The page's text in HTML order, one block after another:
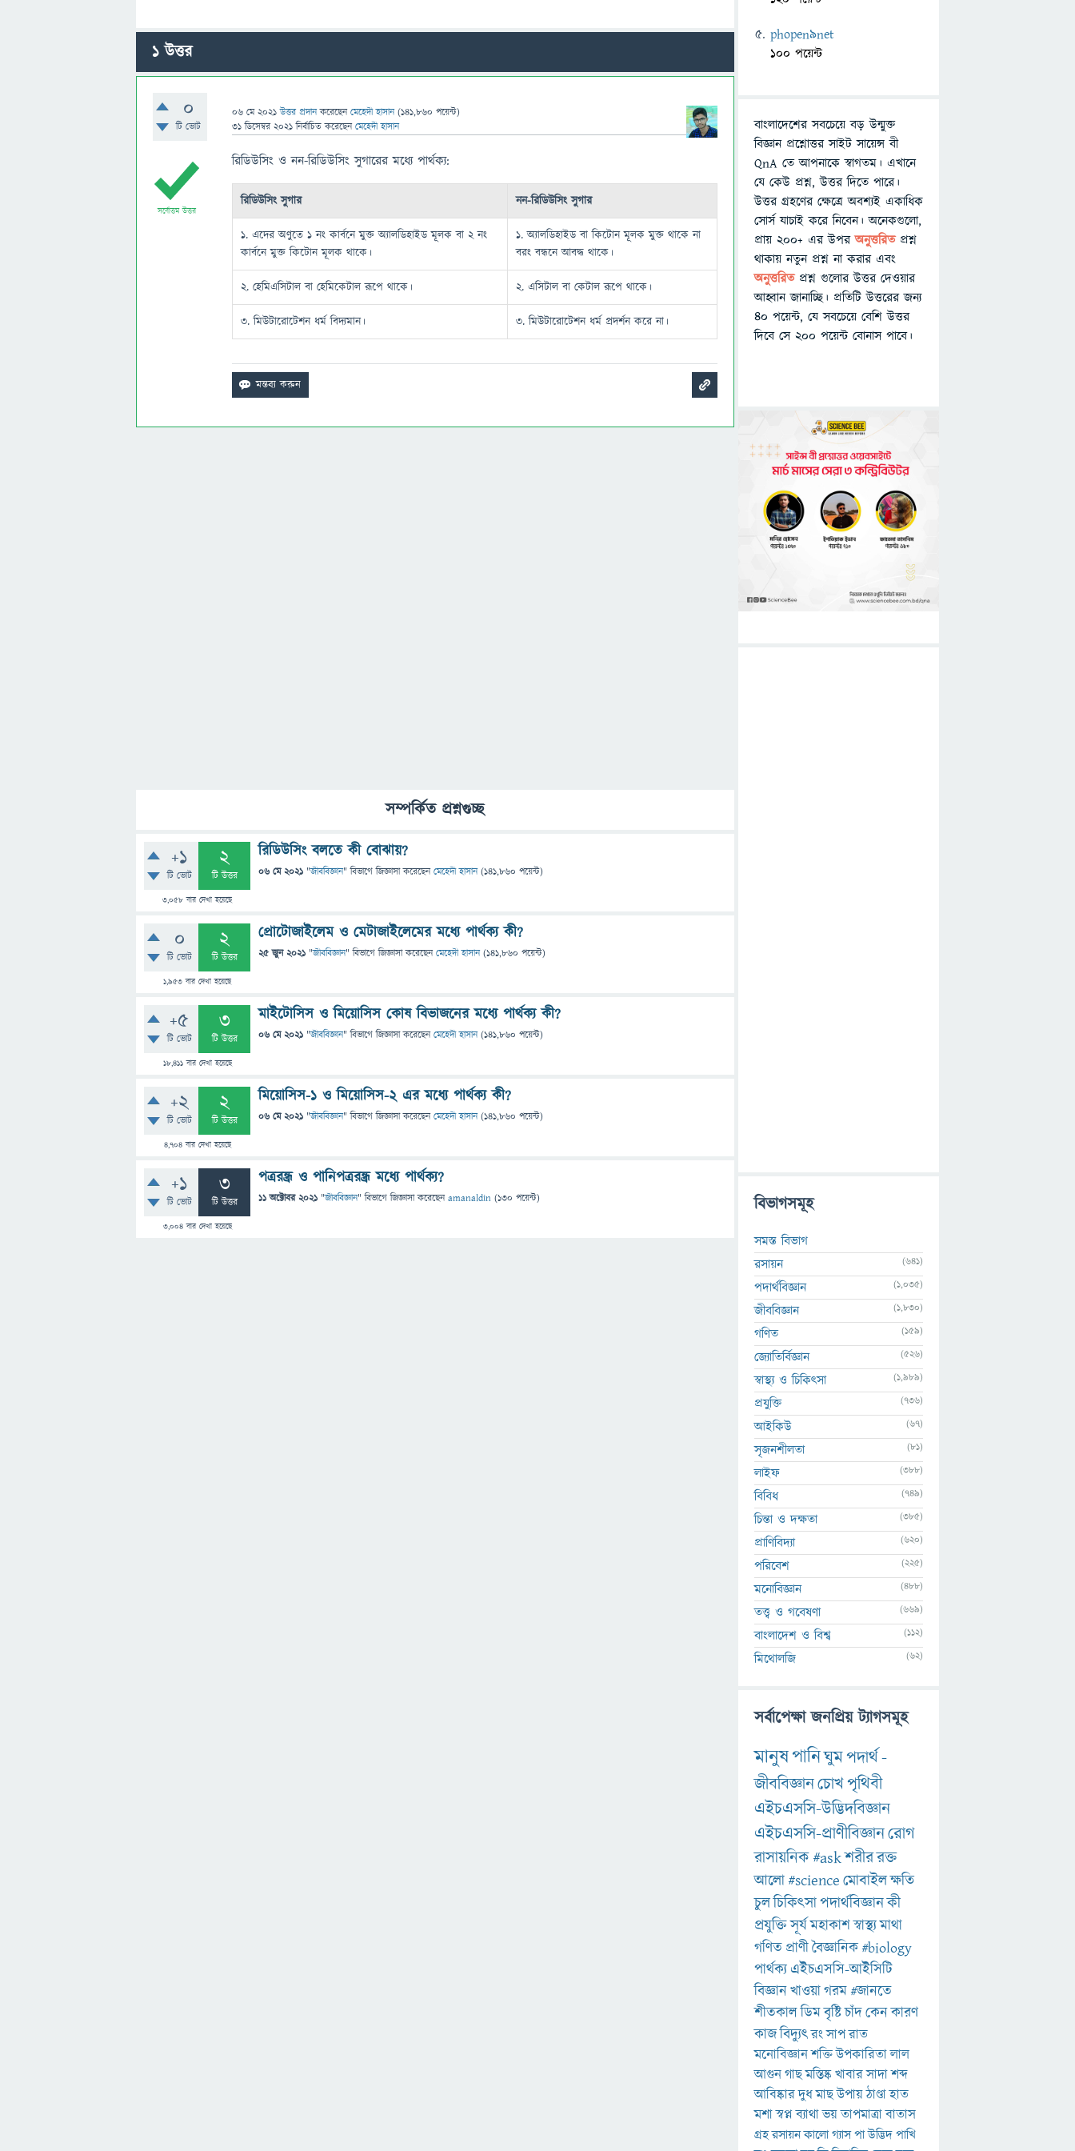
1উত্তর
0
টি ভোট
06 মে 2021 উত্তর প্রদান করেছেনমেহেদী হাসান (141,860 পয়েন্ট)
31 ডিসেম্বর 2021 নির্বাচিত করেছেনমেহেদী হাসান
সর্বোত্তম উত্তর
রিডিউসিং ও নন-রিডিউসিং সুগারের মধ্যে পার্থক্য:
রিডিউসিং সুগার নন-রিডিউসিং সুগার
১. এদের অণুতে ১ নং কার্বনে মুক্ত অ্যালডিহাইড মূলক বা ২ নং
কার্বনে মুক্ত কিটোন মূলক থাকে।
১. অ্যালডিহাইড বা কিটোন মূলক মুক্ত থাকে না
বরং বন্ধনে আবদ্ধ থাকে।
২. হেমিএসিটাল বা হেমিকেটাল রূপে থাকে। ২. এসিটাল বা কেটাল রূপে থাকে।
৩. মিউটারোটেশন ধর্ম বিদ্যমান। ৩. মিউটারোটেশন ধর্ম প্রদর্শন করে না।
সম্পর্কিত প্রশ্নগুচ্ছ
+1
টি ভোট
2
টি উত্তর
3,058 বার দেখা হয়েছে
রিডিউসিং বলতে কী বোঝায়?
06 মে 2021 "জীববিজ্ঞান" বিভাগে জিজ্ঞাসাকরেছেনমেহেদী হাসান (141,860 পয়েন্ট)
0
টি ভোট
2
টি উত্তর
1,953 বার দেখা হয়েছে
প্রোটোজাইলেম ও মেটাজাইলেমের মধ্যে পার্থক্য কী?
25 জুন 2021 "জীববিজ্ঞান" বিভাগে জিজ্ঞাসাকরেছেনমেহেদী হাসান (141,860 পয়েন্ট)
+5
টি ভোট
3
টি উত্তর
18,411বার দেখা হয়েছে
মাইটোসিস ও মিয়োসিস কোষ বিভাজনের মধ্যে পার্থক্য কী?
06 মে 2021 "জীববিজ্ঞান" বিভাগে জিজ্ঞাসাকরেছেনমেহেদী হাসান (141,860 পয়েন্ট)
+2
টি ভোট
2
টি উত্তর
4,704বার দেখা হয়েছে
মিয়োসিস-১ ও মিয়োসিস-২ এর মধ্যে পার্থক্য কী?
06 মে 2021 "জীববিজ্ঞান" বিভাগে জিজ্ঞাসাকরেছেনমেহেদী হাসান (141,860 পয়েন্ট)
+1
টি ভোট
3
টি উত্তর
3,004বার দেখা হয়েছে
পত্ররন্ধ্র ও পানিপত্ররন্ধ্র মধ্যে পার্থক্য?
11 অক্টোবর 2021 "জীববিজ্ঞান" বিভাগে জিজ্ঞাসাকরেছেনamanaldin (130 পয়েন্ট)
phopen9net
100 পয়েন্ট
বাংলাদেশের সবচেয়ে বড় উন্মুক্ত
বিজ্ঞান প্রশ্নোত্তর সাইট সায়েন্স বী
QnA তে আপনাকে স্বাগতম। এখানে
যে কেউ প্রশ্ন, উত্তর দিতে পারে।
উত্তর গ্রহণের ক্ষেত্রে অবশ্যই একাধিক
সোর্স যাচাই করে নিবেন। অনেকগুলো,
প্রায় ২০০+ এর উপরঅনুত্তরিতপ্রশ্ন
থাকায় নতুন প্রশ্ন না করার এবং
অনুত্তরিত প্রশ্ন গুলোর উত্তর দেওয়ার
আহ্বান জানাচ্ছি। প্রতিটি উত্তরের জন্য
৪০ পয়েন্ট, যে সবচেয়ে বেশি উত্তর
দিবে সে ২০০ পয়েন্ট বোনাস পাবে।
বিভাগসমূহ
সমস্ত বিভাগ
রসায়ন
(641)
পদার্থবিজ্ঞান (1,035)
জীববিজ্ঞান (1,830)
গণিত (159)
জ্যোতির্বিজ্ঞান (526)
স্বাস্থ্য ও চিকিৎসা (1,989)
প্রযুক্তি (736)
আইকিউ (67)
সৃজনশীলতা (81)
লাইফ (388)
বিবিধ (749)
চিন্তা ও দক্ষতা (385)
প্রাণিবিদ্যা (620)
পরিবেশ (225)
মনোবিজ্ঞান (488)
তত্ত্ব ও গবেষণা (669)
বাংলাদেশ ও বিশ্ব (112)
মিথোলজি (62)
সর্বাপেক্ষা জনপ্রিয় ট্যাগসমূহ
মানুষপানিঘুমপদার্থ-
জীববিজ্ঞানচোখপৃথিবী
এইচএসসি-উদ্ভিদবিজ্ঞান
এইচএসসি-প্রাণীবিজ্ঞানরোগ
রাসায়নিক#askশরীররক্ত
আলো#scienceমোবাইলক্ষতি
চুলচিকিৎসাপদার্থবিজ্ঞানকী
প্রযুক্তিসূর্যমহাকাশস্বাস্থ্যমাথা
গণিত প্রাণীবৈজ্ঞানিক#biology
পার্থক্য এইচএসসি-আইসিটি
বিজ্ঞানখাওয়াগরম#জানতে
শীতকালডিমবৃষ্টিচাঁদকেনকারণ
কাজবিদ্যুৎরংসাপরাত
মনোবিজ্ঞানশক্তিউপকারিতালাল
আগুনগাছমস্তিষ্কখাবারসাদাশব্দ
আবিষ্কারদুধমাছউপায়ঠাণ্ডাহাত
মশাস্বপ্নব্যাথাভয়তাপমাত্রাবাতাস
গ্রহরসায়নকালোগ্যাসপাউদ্ভিদপাখি